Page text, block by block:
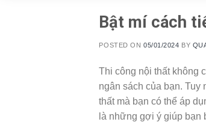
Bật mí cách
POSTED ON05/01/2024 BY
Thi công nội thất không
ngân sách của bạn.
thất mà bạn có thể áp
là những gợi ý giúp bạn